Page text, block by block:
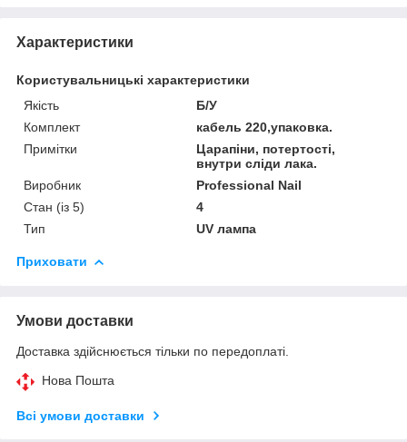
Характеристики
Користувальницькі характеристики
Якість
Б/У
Комплект
кабель 220,упаковка.
Примітки
Царапіни, потертості,
внутри сліди лака.
Виробник
Professional Nail
Стан (із 5)
4
Тип
UV лампа
Приховати
Умови доставки
Доставка здійснюється тільки по передоплаті.
Нова Пошта
Всі умови доставки